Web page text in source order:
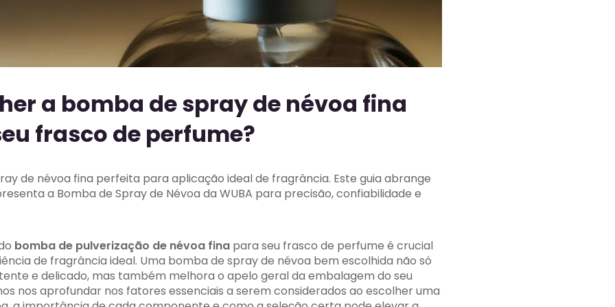
a bomba de spray de névoa fina
frasco de perfume?
de névoa fina perfeita para aplicação ideal de fragrância. Este guia abrange
a Bomba de Spray de Névoa da WUBA para precisão, confiabilidade e
bomba de pulverização de névoa fina para seu frasco de perfume é crucial
de fragrância ideal. Uma bomba de spray de névoa bem escolhida não só
e delicado, mas também melhora o apelo geral da embalagem do seu
nos aprofundar nos fatores essenciais a serem considerados ao escolher uma